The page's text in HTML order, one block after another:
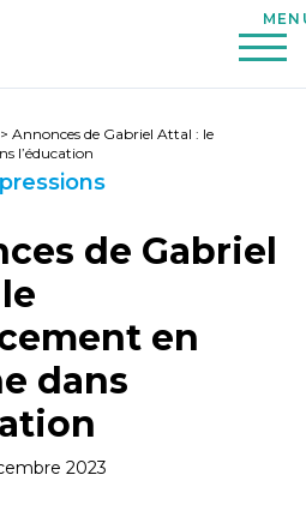
> Annonces de Gabriel Attal : le
l’éducation
de Gabriel
en
dans
2023